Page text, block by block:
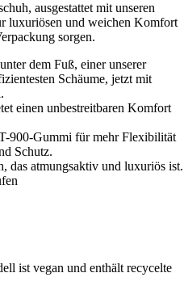
ausgestattet mit unseren
luxuriösen und weichen Komfort
sorgen.
dem Fuß, einer unserer
Schäume, jetzt mit
einen unbestreitbaren Komfort
900-Gummi für mehr Flexibilität
Schutz.
das atmungsaktiv und luxuriös ist.
ist vegan und enthält recycelte